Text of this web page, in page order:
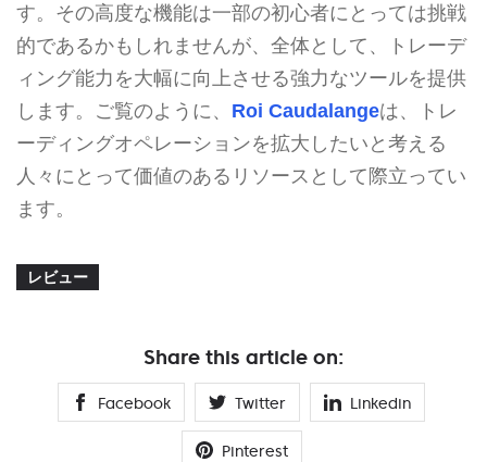
す。その高度な機能は一部の初心者にとっては挑戦
的であるかもしれませんが、全体として、トレーデ
ィング能力を大幅に向上させる強力なツールを提供
します。ご覧のように、 Roi Caudalangeは、トレ
ーディングオペレーションを拡大したいと考える
人々にとって価値のあるリソースとして際立ってい
ます。
レビュー
Share this article on:
Facebook Twitter Linkedin
Pinterest